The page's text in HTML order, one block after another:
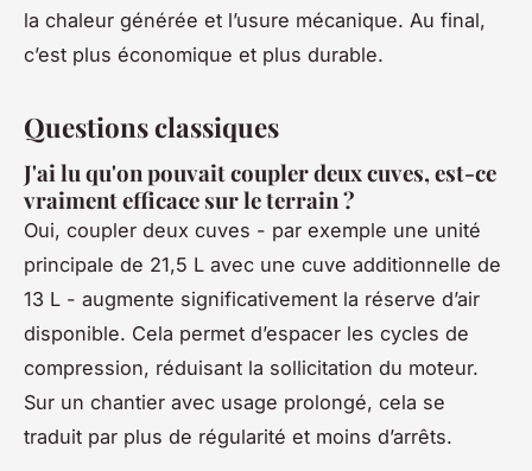
la chaleur générée et l’usure mécanique. Au final,
c’est plus économique et plus durable.
Questions classiques
J'ai lu qu'on pouvait coupler deux cuves, est-ce
vraiment efficace sur le terrain ?
Oui, coupler deux cuves - par exemple une unité
principale de 21,5 L avec une cuve additionnelle de
13 L - augmente significativement la réserve d’air
disponible. Cela permet d’espacer les cycles de
compression, réduisant la sollicitation du moteur.
Sur un chantier avec usage prolongé, cela se
traduit par plus de régularité et moins d’arrêts.